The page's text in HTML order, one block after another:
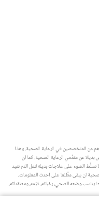
من المتخصصين في الرعاية الصحية.‏ وهذا
عن مقدِّمي الرعاية الصحية.‏ كما ان
تسلِّط الضوء على علاجات بديلة لنقل الدم تفيد
ان يبقى مطَّلعا على احدث المعلومات،‏
يناسب وضعه الصحي،‏ رغباته،‏ قيَمه،‏ ومعتقداته.‏
الصحية لتحصل على معلومات حول